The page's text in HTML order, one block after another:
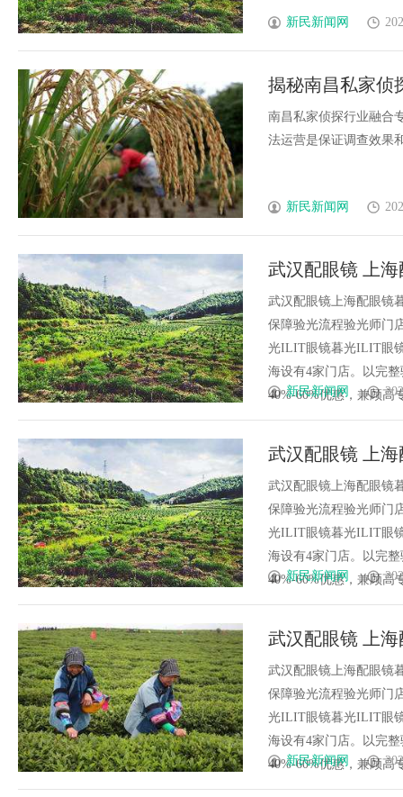
新民新闻网
揭秘南昌私家侦
南昌私家侦探行业融合
法运营是保证调查效果
新民新闻网
武汉配眼镜 上
武汉配眼镜上海配眼镜
保障验光流程验光师门
光ILIT眼镜暮光ILIT眼
海设有4家门店。以完
40%-60%优惠，兼顾高
新民新闻网
武汉配眼镜 上
武汉配眼镜上海配眼镜
保障验光流程验光师门
光ILIT眼镜暮光ILIT眼
海设有4家门店。以完
40%-60%优惠，兼顾高
新民新闻网
武汉配眼镜 上
武汉配眼镜上海配眼镜
保障验光流程验光师门
光ILIT眼镜暮光ILIT眼
海设有4家门店。以完
40%-60%优惠，兼顾高
新民新闻网